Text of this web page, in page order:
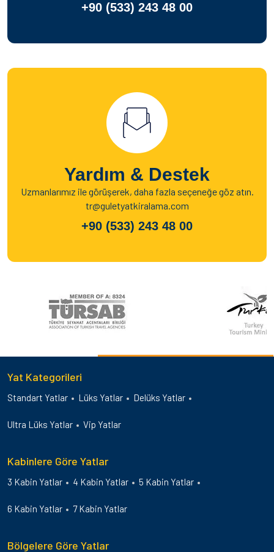
+90 (533) 243 48 00
Yardım & Destek
Uzmanlarımız ile görüşerek, daha fazla seçeneğe göz atın.
tr@guletyatkiralama.com
+90 (533) 243 48 00
Yat Kategorileri
Standart Yatlar Lüks Yatlar Delüks Yatlar
Ultra Lüks Yatlar Vip Yatlar
Kabinlere Göre Yatlar
3 Kabin Yatlar 4 Kabin Yatlar 5 Kabin Yatlar
6 Kabin Yatlar 7 Kabin Yatlar
Bölgelere Göre Yatlar